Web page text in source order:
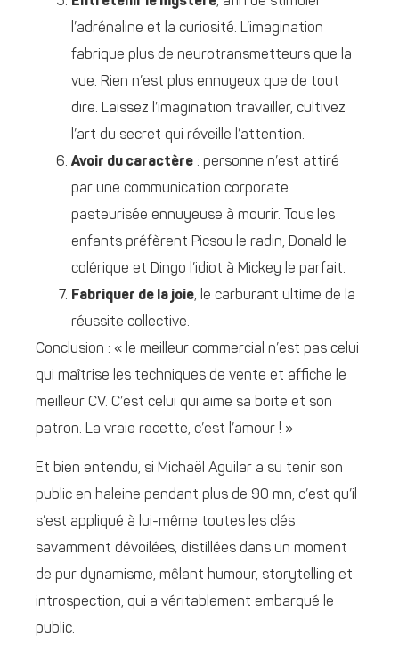
l’adrénaline et la curiosité. L’imagination
fabrique plus de neurotransmetteurs que la
vue. Rien n’est plus ennuyeux que de tout
dire. Laissez l’imagination travailler, cultivez
l’art du secret qui réveille l’attention.
Avoir du caractère : personne n’est attiré
par une communication corporate
pasteurisée ennuyeuse à mourir. Tous les
enfants préfèrent Picsou le radin, Donald le
colérique et Dingo l’idiot à Mickey le parfait.
Fabriquer de la joie, le carburant ultime de la
réussite collective.
Conclusion : « le meilleur commercial n’est pas celui
qui maîtrise les techniques de vente et affiche le
meilleur CV. C’est celui qui aime sa boite et son
patron. La vraie recette, c’est l’amour ! »
Et bien entendu, si Michaël Aguilar a su tenir son
public en haleine pendant plus de 90 mn, c’est qu’il
s’est appliqué à lui-même toutes les clés
savamment dévoilées, distillées dans un moment
de pur dynamisme, mêlant humour, storytelling et
introspection, qui a véritablement embarqué le
public.